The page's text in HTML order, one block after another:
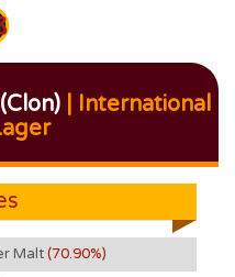
| International
Malt(70.90%)